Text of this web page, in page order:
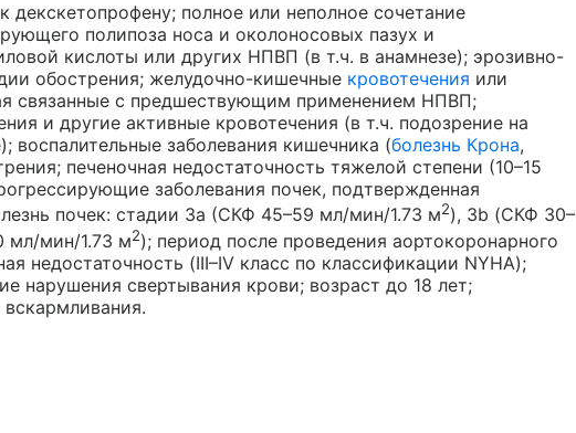
декскетопрофену; полное или неполное сочетание
полипоза носа и околоносовых пазух и
кислоты или других НПВП (в т.ч. в анамнезе); эрозивно-
обострения; желудочно-кишечные кровотечения или
связанные с предшествующим применением НПВП;
и другие активные кровотечения (в т.ч. подозрение на
воспалительные заболевания кишечника (болезнь Крона,
печеночная недостаточность тяжелой степени (10–15
заболевания почек, подтвержденная
почек: стадии 3а (СКФ 45–59 мл/мин/1.73 м2), 3b (СКФ 30–
мл/мин/1.73 м2); период после проведения аортокоронарного
недостаточность (III–IV класс по классификации NYHA);
нарушения свертывания крови; возраст до 18 лет;